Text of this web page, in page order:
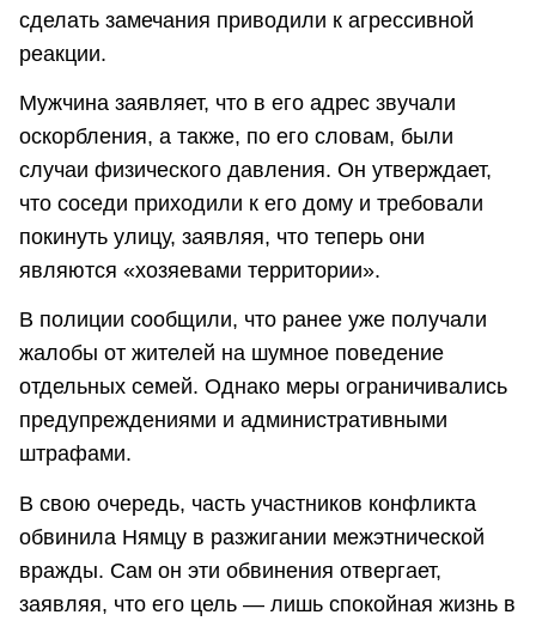
сделать замечания приводили к агрессивной
реакции.
Мужчина заявляет, что в его адрес звучали
оскорбления, а также, по его словам, были
случаи физического давления. Он утверждает,
что соседи приходили к его дому и требовали
покинуть улицу, заявляя, что теперь они
являются «хозяевами территории».
В полиции сообщили, что ранее уже получали
жалобы от жителей на шумное поведение
отдельных семей. Однако меры ограничивались
предупреждениями и административными
штрафами.
В свою очередь, часть участников конфликта
обвинила Нямцу в разжигании межэтнической
вражды. Сам он эти обвинения отвергает,
заявляя, что его цель — лишь спокойная жизнь в